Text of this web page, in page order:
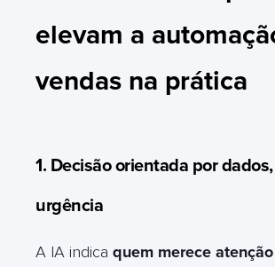
elevam a
vendas na prática
1. Decisão orientada por
urgência
A IA indica quem merece